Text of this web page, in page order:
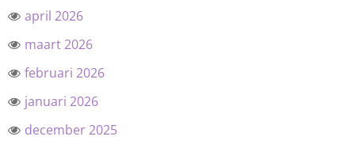
april 2026
maart 2026
februari 2026
januari 2026
december 2025